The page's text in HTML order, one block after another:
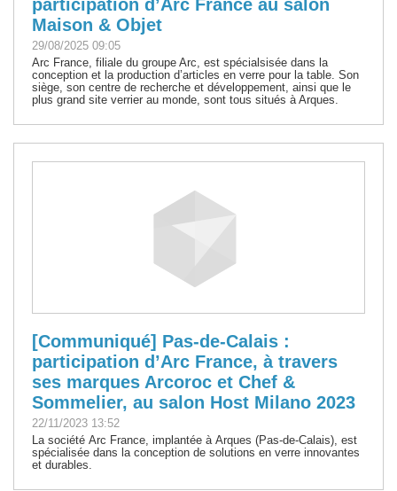
participation d’Arc France au salon
Maison & Objet
29/08/2025 09:05
Arc France, filiale du groupe Arc, est spécialsisée dans la
conception et la production d’articles en verre pour la table. Son
siège, son centre de recherche et développement, ainsi que le
plus grand site verrier au monde, sont tous situés à Arques.
[Communiqué] Pas-de-Calais :
participation d’Arc France, à travers
ses marques Arcoroc et Chef &
Sommelier, au salon Host Milano 2023
22/11/2023 13:52
La société Arc France, implantée à Arques (Pas-de-Calais), est
spécialisée dans la conception de solutions en verre innovantes
et durables.